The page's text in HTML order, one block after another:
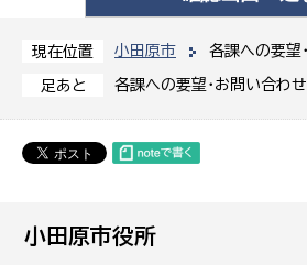
現在位置 小田原市 各課への要望
足あと 各課への要望・お問い合わせ
小田原市役所